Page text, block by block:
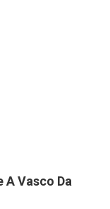
A Vasco Da